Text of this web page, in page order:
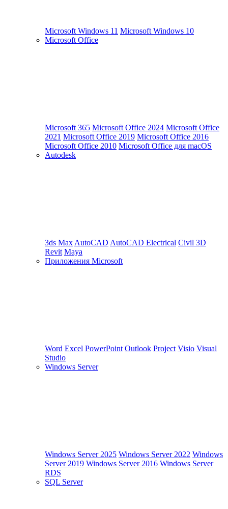
Microsoft Windows 11 Microsoft Windows 10
Microsoft Office
Microsoft 365 Microsoft Office 2024 Microsoft Office
2021 Microsoft Office 2019 Microsoft Office 2016
Microsoft Office 2010 Microsoft Office для macOS
Autodesk
3ds Max AutoCAD AutoCAD Electrical Civil 3D
Revit Maya
Приложения Microsoft
Word Excel PowerPoint Outlook Project Visio Visual
Studio
Windows Server
Windows Server 2025 Windows Server 2022 Windows
Server 2019 Windows Server 2016 Windows Server
RDS
SQL Server